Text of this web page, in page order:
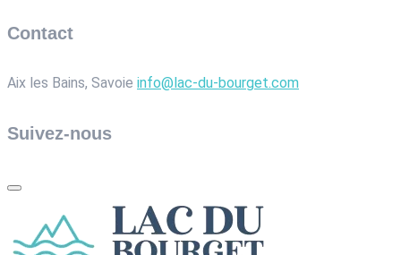
Contact
Aix les Bains, Savoie info@lac-du-bourget.com
Suivez-nous